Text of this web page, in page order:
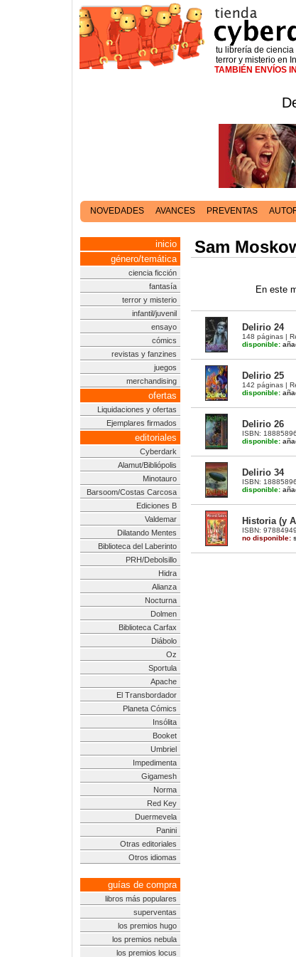
tu librería de ciencia
terror y misterio en
TAMBIÉN ENVÍOS
NOVEDADES AVANCES PREVENTAS
inicio
género/temática
ciencia ficción
fantasía
terror y misterio
infantil/juvenil
ensayo
cómics
revistas y fanzines
juegos
merchandising
ofertas
Liquidaciones y ofertas
Ejemplares firmados
editoriales
Cyberdark
Alamut/Bibliópolis
Minotauro
Barsoom/Costas Carcosa
Ediciones B
Valdemar
Dilatando Mentes
Biblioteca del Laberinto
PRH/Debolsillo
Hidra
Alianza
Nocturna
Dolmen
Biblioteca Carfax
Diábolo
Oz
Sportula
Apache
El Transbordador
Planeta Cómics
Insólita
Booket
Umbriel
Impedimenta
Gigamesh
Norma
Red Key
Duermevela
Panini
Otras editoriales
Otros idiomas
guías de compra
libros más populares
superventas
los premios hugo
los premios nebula
los premios locus
Sam
En este
Delirio 24
148 páginas |
disponible:
Delirio 25
142 páginas |
disponible:
Delirio 26
ISBN:
disponible:
Delirio 34
ISBN:
disponible:
Historia (y
ISBN:
no disponible: